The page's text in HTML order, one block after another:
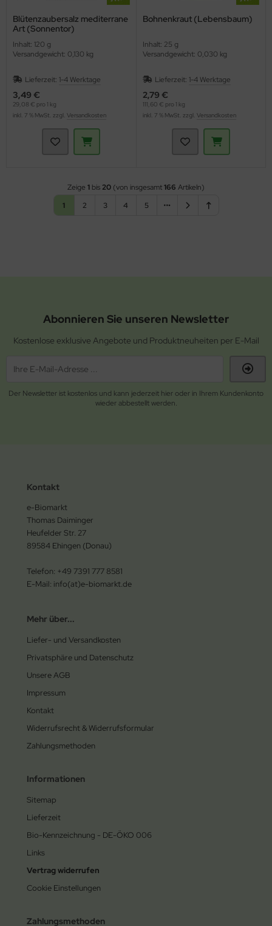
Blütenzaubersalz mediterrane
Art (Sonnentor)
Inhalt: 120 g
Versandgewicht: 0,130 kg
Lieferzeit: 1-4 Werktage
3,49 €
29,08 € pro 1 kg
inkl. 7 % MwSt. zzgl. Versandkosten
Bohnenkraut (Lebensbaum)
Inhalt: 25 g
Versandgewicht: 0,030 kg
Lieferzeit: 1-4 Werktage
2,79 €
111,60 € pro 1 kg
inkl. 7 % MwSt. zzgl. Versandkosten
Zeige 1 bis20 (von insgesamt166 Artikeln)
1
2 3 4 5
Abonnieren Sie unseren Newsletter
Kostenlose exklusive Angebote und Produktneuheiten per E-Mail
Der Newsletter ist kostenlos und kann jederzeit hier oder in Ihrem Kundenkonto
wieder abbestellt werden.
Kontakt
e-Biomarkt
Thomas Daiminger
Heufelder Str. 27
89584 Ehingen (Donau)
Telefon: +49 7391 777 8581
E-Mail: info(at)e-biomarkt.de
Mehr über...
Liefer- und Versandkosten
Privatsphäre und Datenschutz
Unsere AGB
Impressum
Kontakt
Widerrufsrecht & Widerrufsformular
Zahlungsmethoden
Informationen
Sitemap
Lieferzeit
Bio-Kennzeichnung - DE-ÖKO 006
Links
Vertrag widerrufen
Cookie Einstellungen
Zahlungsmethoden